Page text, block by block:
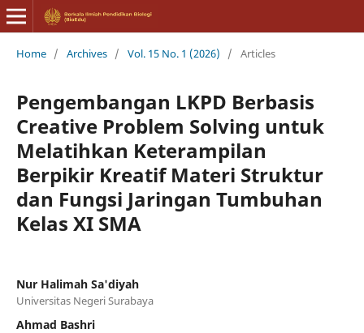
Home / Archives / Vol. 15 No. 1 (2026) / Articles
Pengembangan LKPD Berbasis
Creative Problem Solving untuk
Melatihkan Keterampilan
Berpikir Kreatif Materi Struktur
dan Fungsi Jaringan Tumbuhan
Kelas XI SMA
Nur Halimah Sa'diyah
Universitas Negeri Surabaya
Ahmad Bashri